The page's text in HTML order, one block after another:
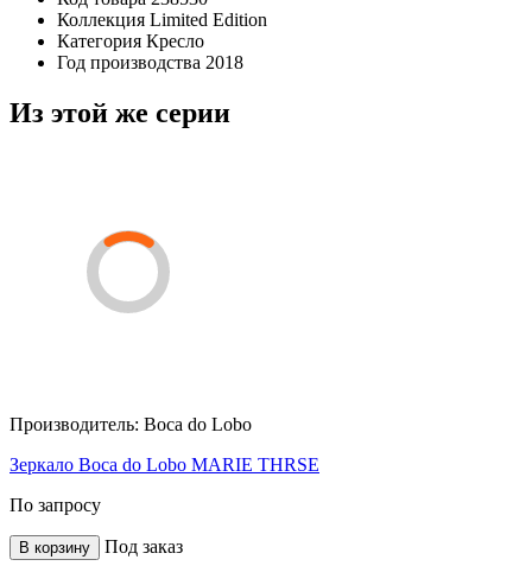
Коллекция Limited Edition
Категория Кресло
Год производства 2018
Из этой же серии
Производитель: Boca do Lobo
Зеркало Boca do Lobo MARIE THRSE
По запросу
В корзину Под заказ